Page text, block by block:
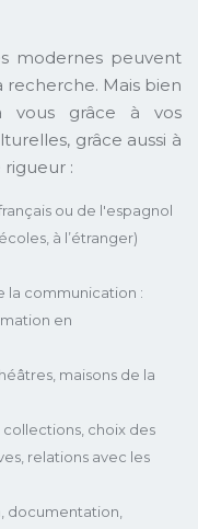
modernes peuvent
recherche. Mais bien
vous grâce à vos
grâce aussi à
rigueur :
ou de l'espagnol
à l’étranger)
la communication :
en
maisons de la
choix des
relations avec les
documentation,